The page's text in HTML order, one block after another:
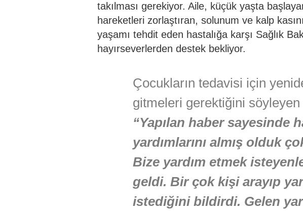
takılması gerekiyor. Aile, küçük yaşta
hareketleri zorlaştıran, solunum ve kalp
yaşamı tehdit eden hastalığa karşı Sağlık
hayırseverlerden destek bekliyor.
Çocukların tedavisi için
gitmeleri gerektiğini
“Yapılan haber sayesinde
yardımlarını almış olduk
Bize yardım etmek
geldi. Bir çok kişi arayıp
istediğini bildirdi. Gelen